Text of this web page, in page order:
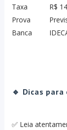
Taxa
R$
Prova
Banca
🔹 Dicas
✅ Leia